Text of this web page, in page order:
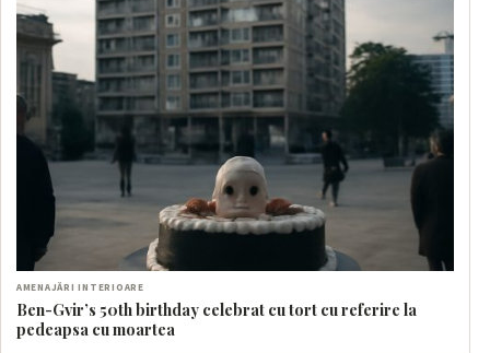
AMENAJĂRI INTERIOARE
Ben-Gvir’s 50th birthday celebrat cu tort cu referire la
pedeapsa cu moartea